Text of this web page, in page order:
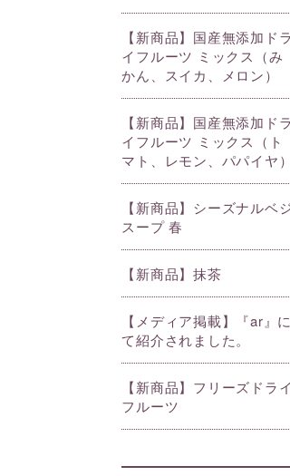
【新商品】国産無添加ドラ
イフルーツ ミックス（み
かん、スイカ、メロン）
【新商品】国産無添加ドラ
イフルーツ ミックス（ト
マト、レモン、パパイヤ）
【新商品】シーズナルベ
スープ 春
【新商品】抹茶
【メディア掲載】『ar』に
て紹介されました。
【新商品】フリーズドライ
フルーツ